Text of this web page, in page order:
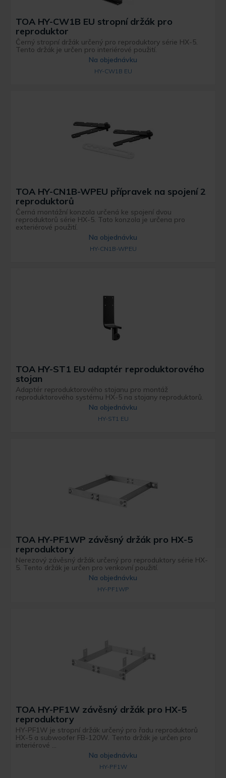
TOA HY-CW1B EU stropní držák pro
reproduktor
Černý stropní držák určený pro reproduktory série HX-5.
Tento držák je určen pro interiérové ​​použití.
Na objednávku
HY-CW1B EU
TOA HY-CN1B-WPEU přípravek na spojení 2
reproduktorů
Černá montážní konzola určená ke spojení dvou
reproduktorů série HX-5. Tato konzola je určena pro
exteriérové ​​použití.
Na objednávku
HY-CN1B-WPEU
TOA HY-ST1 EU adaptér reproduktorového
stojan
Adaptér reproduktorového stojanu pro montáž
reproduktorového systému HX-5 na stojany reproduktorů.
Na objednávku
HY-ST1 EU
TOA HY-PF1WP závěsný držák pro HX-5
reproduktory
Nerezový závěsný držák určený pro reproduktory série HX-
5. Tento držák je určen pro venkovní použití.
Na objednávku
HY-PF1WP
TOA HY-PF1W závěsný držák pro HX-5
reproduktory
HY-PF1W je stropní držák určený pro řadu reproduktorů
HX-5 a subwoofer FB-120W. Tento držák je určen pro
interiérové ...
Na objednávku
HY-PF1W